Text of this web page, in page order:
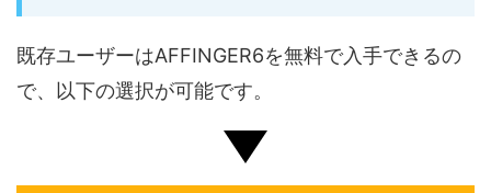
既存ユーザーはAFFINGER6を無料で入手できるの
で、以下の選択が可能です。